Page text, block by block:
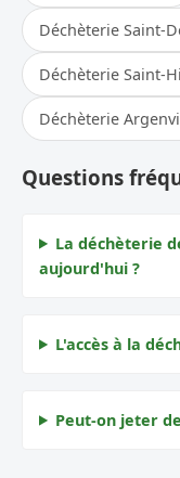
Déchèterie Saint-
Déchèterie Saint-
Déchèterie
Questions
La déchèterie
aujourd'hui ?
L'accès à la
Peut-on jeter